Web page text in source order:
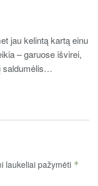
jau kelintą kartą einu
– garuose išvirei,
saldumėlis…
laukeliai pažymėti *